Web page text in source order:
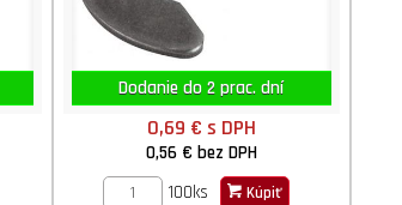
Dodanie do 2 prac. dní
0,69 € s DPH
0,56 € bez DPH
100ks
Kúpiť